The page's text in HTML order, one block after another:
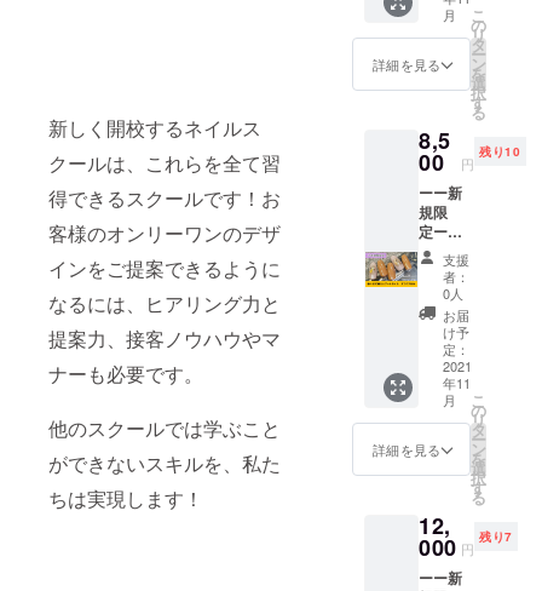
新しく開校するネイルス
クールは、これらを全て習
得できるスクールです！お
客様のオンリーワンのデザ
インをご提案できるように
なるには、ヒアリング力と
提案力、接客ノウハウやマ
ナーも必要です。
他のスクールでは学ぶこと
ができないスキルを、私た
ちは実現します！
葉エキ
ス、
リ葉エ
キス、
スシー
ドエキ
ス、マ
ヨラナ
葉エキ
ス <
Made in
Japan >
イリッ
シュな
ボトル
でイン
内装を
引き立
す。 ※
送料
（800
円）込
みのお
値段で
す。 ー
成分ー
エタ
ノー
ル、
水、Ｂ
フェノ
キシエ
ルボ
マー、
が肌に
すっと
なじ
シュ。
植物由
来の美
容保湿
成分が
乾燥か
ら肌を
守り、
美しく
しっと
りと保
ちま
す。 見
た目が
かわい
いデコ
レー
付き。
60ml入
り4個
セッ
当サロ
ンを利
用した
ことが
ない方
リター
ンで
す。 爪
の傷み
が気に
なる
方！ネ
イルが
初めて
の方
に！ カ
ウンセ
リング
付きな
ので自
爪に優
しく安
ことが
できま
す。 ※
有効期
月
詳細を見る
こ
の
リ
タ
ー
ン
を
選
択
す
る
8,5
00 円
残り10
ーー新
規限
定ーー
【選べ
る20種
大人
アート
ネイル
オフケ
ア込
み】 当
サロン
を利用
したこ
とがな
い方限
ターン
です。
パラ
ジェル
支援
者：
0人
お届
け予
定：
2021
年11
月
詳細を見る
こ
の
リ
タ
ー
ン
を
選
択
す
る
12,
000 円
残り7
ーー新